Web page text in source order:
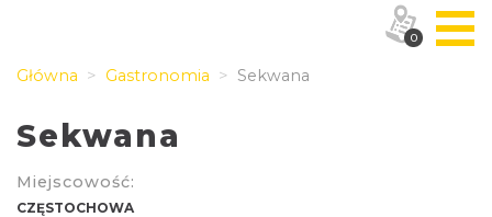
Główna Gastronomia Sekwana
Sekwana
Miejscowość:
CZĘSTOCHOWA
0